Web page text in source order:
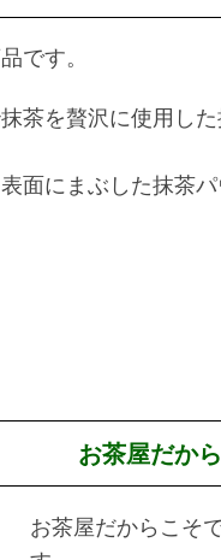
です。
茶を贅沢に使用し
面にまぶした抹茶
お茶屋だか
お茶屋だからこそ